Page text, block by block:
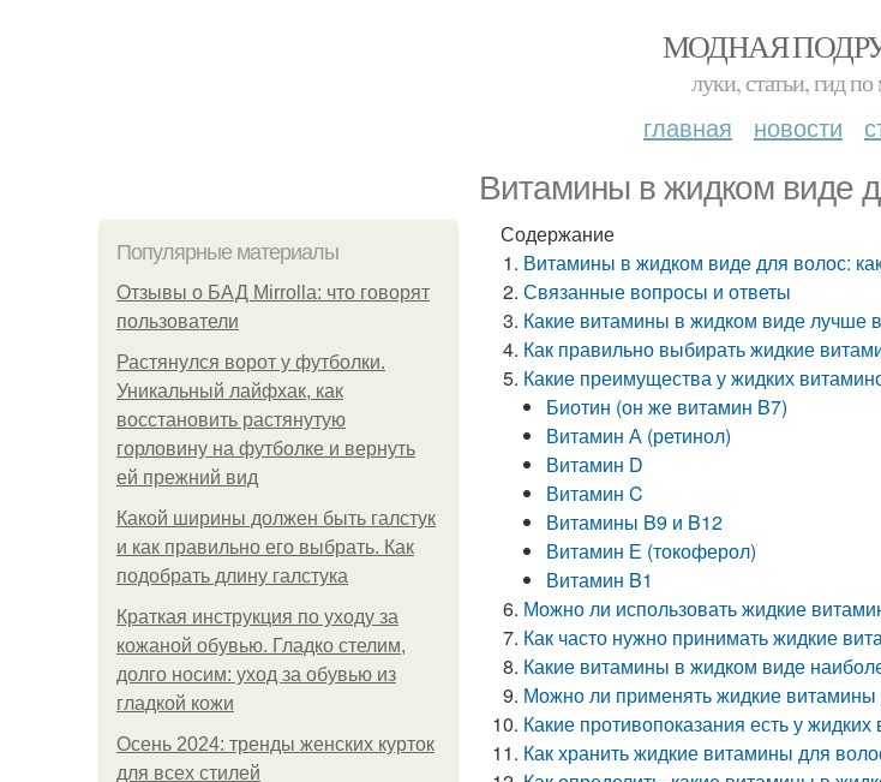
МОДНАЯ
луки, статьи, гид
главная новости
Витамины в жидком виде
Популярные материалы
Отзывы о БАД Mirrolla: что говорят
пользователи
Растянулся ворот у футболки.
Уникальный лайфхак, как
восстановить растянутую
горловину на футболке и вернуть
ей прежний вид
Какой ширины должен быть галстук
и как правильно его выбрать. Как
подобрать длину галстука
Краткая инструкция по уходу за
кожаной обувью. Гладко стелим,
долго носим: уход за обувью из
гладкой кожи
Осень 2024: тренды женских курток
для всех стилей
Содержание
Витамины в жидком виде для волос:
Связанные вопросы и ответы
Какие витамины в жидком виде лучше
Как правильно выбирать жидкие
Какие преимущества у жидких
Биотин (он же витамин B7)
Витамин А (ретинол)
Витамин D
Витамин C
Витамины B9 и B12
Витамин Е (токоферол)
Витамин B1
Можно ли использовать жидкие
Как часто нужно принимать жидкие
Какие витамины в жидком виде
Можно ли применять жидкие витамины
Какие противопоказания есть у
Как хранить жидкие витамины для